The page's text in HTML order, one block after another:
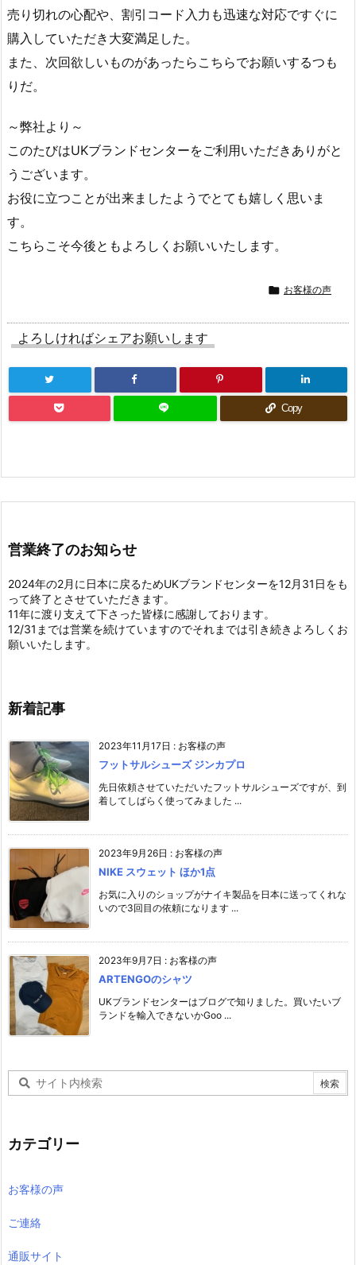
売り切れの心配や、割引コード入力も迅速な対応ですぐに
購入していただき大変満足した。
また、次回欲しいものがあったらこちらでお願いするつも
りだ。
～弊社より～
このたびはUKブランドセンターをご利用いただきありがと
うございます。
お役に立つことが出来ましたようでとても嬉しく思いま
す。
こちらこそ今後ともよろしくお願いいたします。
 お客様の声
よろしければシェアお願いします
Copy
営業終了のお知らせ
2024年の2月に日本に戻るためUKブランドセンターを12月31日をも
って終了とさせていただきます。
11年に渡り支えて下さった皆様に感謝しております。
12/31までは営業を続けていますのでそれまでは引き続きよろしくお
願いいたします。
新着記事
2023年11月17日 : お客様の声
フットサルシューズ ジンカプロ
先日依頼させていただいたフットサルシューズですが、到
着してしばらく使ってみました ...
2023年9月26日 : お客様の声
NIKE スウェット ほか1点
お気に入りのショップがナイキ製品を日本に送ってくれな
いので3回目の依頼になります ...
2023年9月7日 : お客様の声
ARTENGOのシャツ
UKブランドセンターはブログで知りました。買いたいブ
ランドを輸入できないかGoo ...
カテゴリー
お客様の声
ご連絡
通販サイト